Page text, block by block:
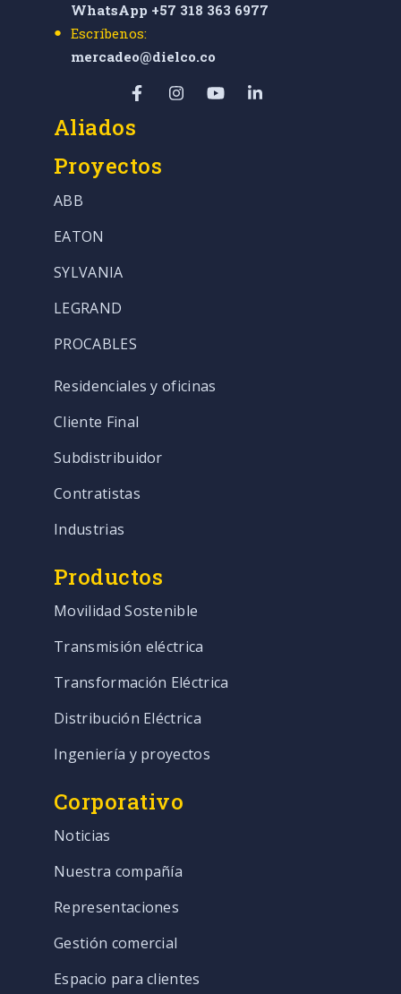
WhatsApp +57 318 363 6977
Escríbenos:
mercadeo@dielco.co
Aliados
Proyectos
ABB
EATON
SYLVANIA
LEGRAND
PROCABLES
Residenciales y oficinas
Cliente Final
Subdistribuidor
Contratistas
Industrias
Productos
Movilidad Sostenible
Transmisión eléctrica
Transformación Eléctrica
Distribución Eléctrica
Ingeniería y proyectos
Corporativo
Noticias
Nuestra compañía
Representaciones
Gestión comercial
Espacio para clientes